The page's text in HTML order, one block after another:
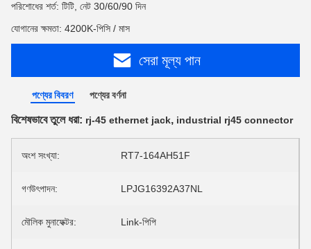
পরিশোধের শর্ত: টিটি, নেট 30/60/90 দিন
যোগানের ক্ষমতা: 4200K-পিসি / মাস
সেরা মূল্য পান
পণ্যের বিবরণ পণ্যের বর্ণনা
বিশেষভাবে তুলে ধরা: rj-45 ethernet jack, industrial rj45 connector
অংশ সংখ্যা: RT7-164AH51F
গণউৎপাদন: LPJG16392A37NL
মৌলিক মুনাফেক্টর: Link-পিপি